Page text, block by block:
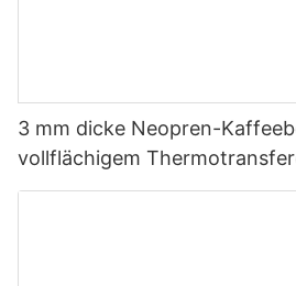
3 mm dicke Neopren-
vollflächigem